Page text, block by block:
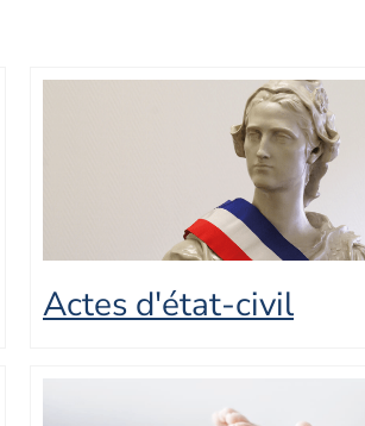
Actes d'état-civil